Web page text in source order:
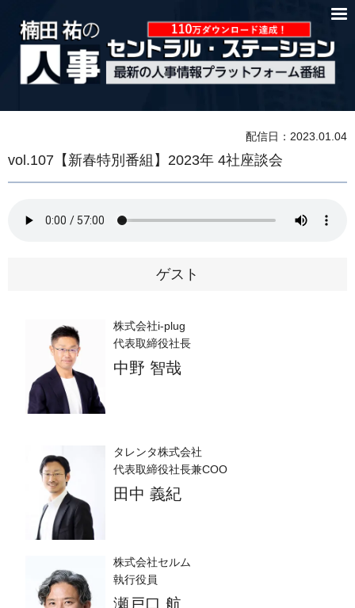
vol.107【新春特別番組】2023年 4社座談会
配信日：2023.01.04
ゲスト
株式会社i-plug
代表取締役社長
中野 智哉
タレンタ株式会社
代表取締役社長兼COO
田中 義紀
株式会社セルム
執行役員
瀬戸口 航